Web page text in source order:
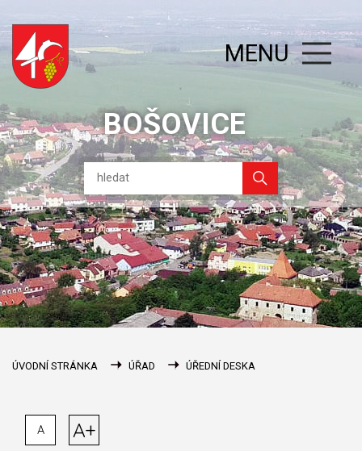
BOŠOVICE
MENU
ÚVODNÍ STRÁNKA ÚŘAD ÚŘEDNÍ DESKA
A A+